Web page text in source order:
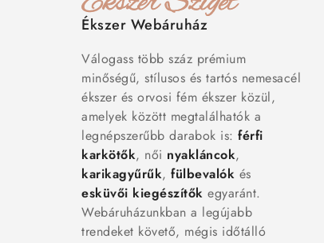
Ékszer Webáruház
Válogass több száz prémium
minőségű, stílusos és tartós nemesacél
ékszer és orvosi fém ékszer közül,
amelyek között megtalálhatók a
legnépszerűbb darabok is: férfi
karkötők, női nyakláncok,
karikagyűrűk, fülbevalók és
esküvői kiegészítők egyaránt.
Webáruházunkban a legújabb
trendeket követő, mégis időtálló